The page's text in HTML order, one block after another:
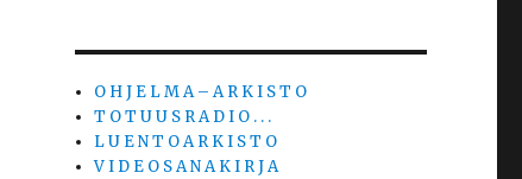
O H J E L M A – A R K I S T O
T O T U U S R A D I O . . .
L U E N T O A R K I S T O
V I D E O S A N A K I R J A